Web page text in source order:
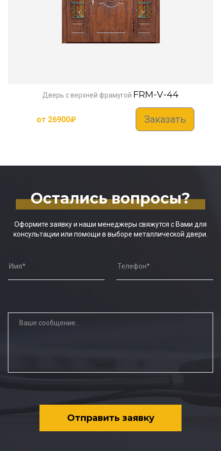
Дверь с верхней фрамугой FRM-V-44
от 26900₽ Заказать
Остались вопросы?
Оформите заявку и наши менеджеры свяжутся с Вами для
консультации или помощи в выборе металлической двери.
Отправить заявку